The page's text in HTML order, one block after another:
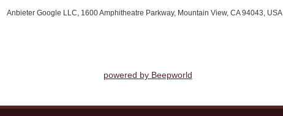
Anbieter Google LLC, 1600 Amphitheatre Parkway, Mountain View, CA 94043, USA
powered by Beepworld